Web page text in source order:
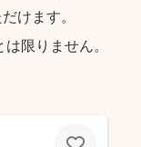
けます。
限りません。